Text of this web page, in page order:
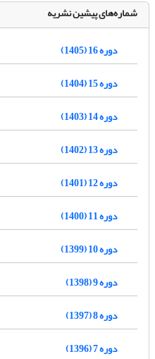
شماره‌های پیشین نشریه
دوره 16 (1405)
دوره 15 (1404)
دوره 14 (1403)
دوره 13 (1402)
دوره 12 (1401)
دوره 11 (1400)
دوره 10 (1399)
دوره 9 (1398)
دوره 8 (1397)
دوره 7 (1396)